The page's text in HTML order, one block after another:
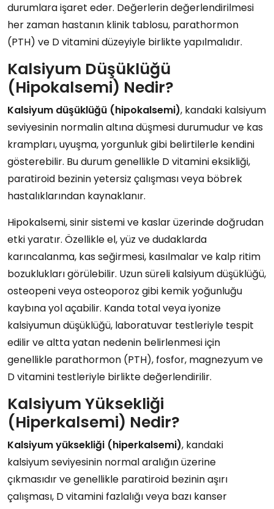
durumlara işaret eder. Değerlerin değerlendirilmesi
her zaman hastanın klinik tablosu, parathormon
(PTH) ve D vitamini düzeyiyle birlikte yapılmalıdır.
Kalsiyum Düşüklüğü
(Hipokalsemi) Nedir?
Kalsiyum düşüklüğü (hipokalsemi), kandaki kalsiyum
seviyesinin normalin altına düşmesi durumudur ve kas
krampları, uyuşma, yorgunluk gibi belirtilerle kendini
gösterebilir. Bu durum genellikle D vitamini eksikliği,
paratiroid bezinin yetersiz çalışması veya böbrek
hastalıklarından kaynaklanır.
Hipokalsemi, sinir sistemi ve kaslar üzerinde doğrudan
etki yaratır. Özellikle el, yüz ve dudaklarda
karıncalanma, kas seğirmesi, kasılmalar ve kalp ritim
bozuklukları görülebilir. Uzun süreli kalsiyum düşüklüğü,
osteopeni veya osteoporoz gibi kemik yoğunluğu
kaybına yol açabilir. Kanda total veya iyonize
kalsiyumun düşüklüğü, laboratuvar testleriyle tespit
edilir ve altta yatan nedenin belirlenmesi için
genellikle parathormon (PTH), fosfor, magnezyum ve
D vitamini testleriyle birlikte değerlendirilir.
Kalsiyum Yüksekliği
(Hiperkalsemi) Nedir?
Kalsiyum yüksekliği (hiperkalsemi), kandaki
kalsiyum seviyesinin normal aralığın üzerine
çıkmasıdır ve genellikle paratiroid bezinin aşırı
çalışması, D vitamini fazlalığı veya bazı kanser